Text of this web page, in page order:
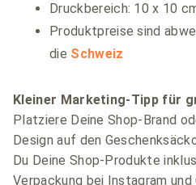
Druckbereich: 10 x 10
Produktpreise sind
die Schweiz
Kleiner Marketing-Tipp für
Platziere Deine Shop-Brand
Design auf den
Du Deine Shop-Produkte
Verpackung bei Instagram